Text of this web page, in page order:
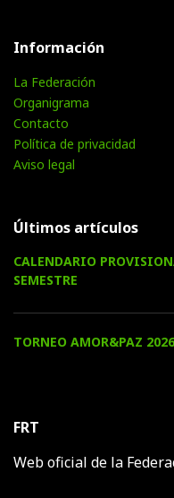
Información
La Federación
Organigrama
Contacto
Política de privacidad
Aviso legal
Últimos artículos
CALENDARIO
SEMESTRE
TORNEO AMOR&PAZ 2026
FRT
Web oficial de la